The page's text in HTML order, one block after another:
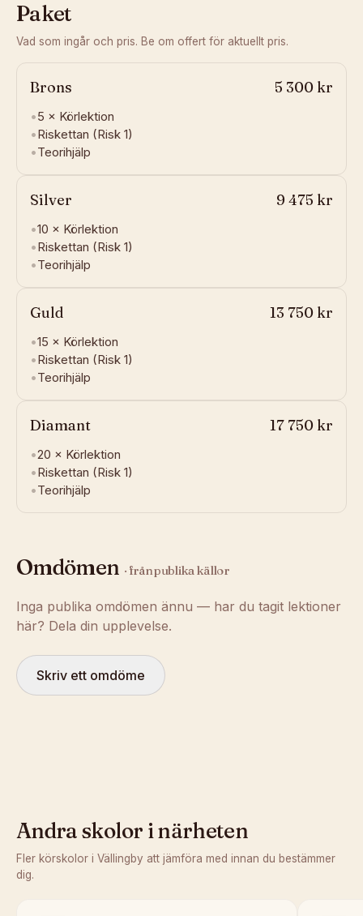
Paket
Vad som ingår och pris. Be om offert för aktuellt pris.
Brons 5 300 kr
•5 × Körlektion
•Riskettan (Risk 1)
•Teorihjälp
Silver 9 475 kr
•10 × Körlektion
•Riskettan (Risk 1)
•Teorihjälp
Guld 13 750 kr
•15 × Körlektion
•Riskettan (Risk 1)
•Teorihjälp
Diamant 17 750 kr
•20 × Körlektion
•Riskettan (Risk 1)
•Teorihjälp
Omdömen · från publika källor
Inga publika omdömen ännu — har du tagit lektioner
här? Dela din upplevelse.
Skriv ett omdöme
Andra skolor i närheten
Fler körskolor i Vällingby att jämföra med innan du bestämmer
dig.